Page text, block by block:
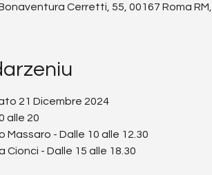
Cerretti, 55, 00167 Roma
21 Dicembre 2024
alle 20
Massaro - Dalle 10 alle 12.30
Cionci - Dalle 15 alle 18.30